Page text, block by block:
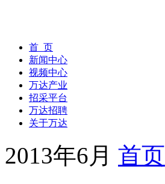
首 页
新闻中心
视频中心
万达产业
招采平台
万达招聘
关于万达
2013年6月 首页